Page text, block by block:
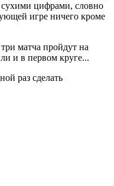
сухими цифрами, словно
игре ничего кроме
матча пройдут на
и в первом круге...
раз сделать